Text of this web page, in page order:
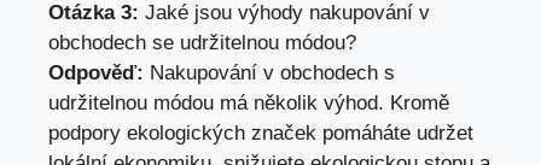
Otázka 3: Jaké jsou výhody nakupování v
obchodech se udržitelnou módou?
Odpověď: Nakupování v obchodech s
udržitelnou módou má několik výhod. Kromě
podpory ekologických značek pomáháte udržet